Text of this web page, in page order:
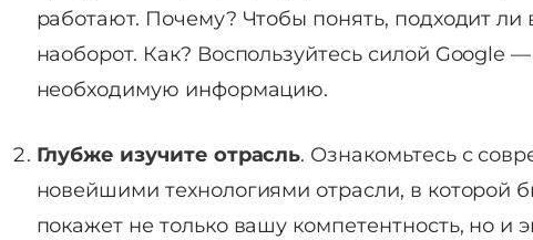
работают. Почему? Чтобы понять, подходит ли
наоборот. Как? Воспользуйтесь силой Google
необходимую информацию.
Глубже изучите отрасль. Ознакомьтесь с
новейшими технологиями отрасли, в которой
покажет не только вашу компетентность, но и